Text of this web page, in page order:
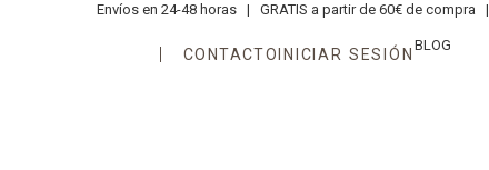
Envíos en 24-48 horas | GRATIS a partir de 60€ de compra |
BLOG
CONTACTO INICIAR SESIÓN